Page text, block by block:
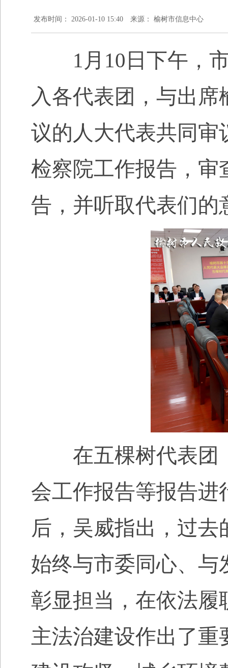
发布时间： 2026-01-10 15:40 来源： 榆树市信息中心
1月10日下午，市
入各代表团，与出
议的人大代表共同审
检察院工作报告，审
告，并听取代表们的
在五棵树代表团
会工作报告等报告进
后，吴威指出，过
始终与市委同心、与
彰显担当，在依法履
主法治建设作出了